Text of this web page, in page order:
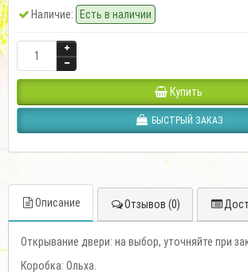
Наличие: Есть в наличии
Купить
БЫСТРЫЙ ЗАКАЗ
Описание Отзывов (0)
Открывание двери: на выбор, уточняйте при
Коробка: Ольха.